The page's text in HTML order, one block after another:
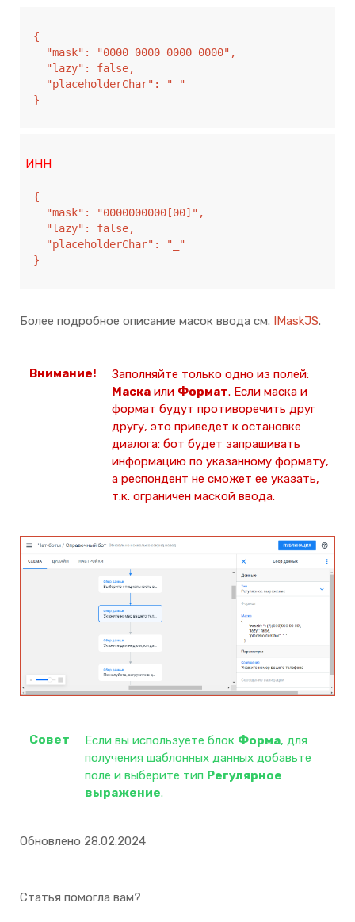
{
  "mask": "0000 0000 0000 0000",
  "lazy": false,
  "placeholderChar": "_"
}
ИНН
{
  "mask": "0000000000[00]",
  "lazy": false,
  "placeholderChar": "_"
}
Более подробное описание масок ввода см. IMaskJS.
Заполняйте только одно из полей:
Маска или Формат. Если маска и
формат будут противоречить друг
другу, это приведет к остановке
диалога: бот будет запрашивать
информацию по указанному формату,
а респондент не сможет ее указать,
т.к. ограничен маской ввода.
Если вы используете блок Форма, для
получения шаблонных данных добавьте
поле и выберите тип Регулярное
выражение.
Обновлено 28.02.2024
Статья помогла вам?